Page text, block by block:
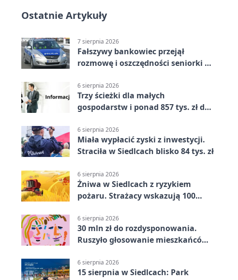
Ostatnie Artykuły
7 sierpnia 2026
Fałszywy bankowiec przejął
rozmowę i oszczędności seniorki z
6 sierpnia 2026
Trzy ścieżki dla małych
gospodarstw i ponad 857 tys. zł do
6 sierpnia 2026
Miała wypłacić zyski z inwestycji.
Straciła w Siedlcach blisko 84 tys. zł
6 sierpnia 2026
Żniwa w Siedlcach z ryzykiem
pożaru. Strażacy wskazują 100
6 sierpnia 2026
30 mln zł do rozdysponowania.
Ruszyło głosowanie mieszkańców
6 sierpnia 2026
15 sierpnia w Siedlcach: Park